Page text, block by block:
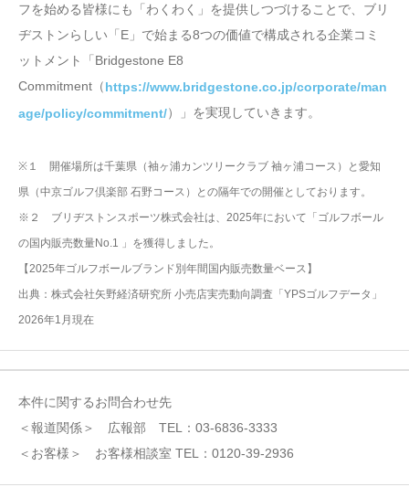
フを始める皆様にも「わくわく」を提供しつづけることで、ブリ
ヂストンらしい「E」で始まる8つの価値で構成される企業コミ
ットメント「Bridgestone E8
Commitment（https://www.bridgestone.co.jp/corporate/man
age/policy/commitment/）」を実現していきます。
※１ 開催場所は千葉県（袖ヶ浦カンツリークラブ 袖ヶ浦コース）と愛知
県（中京ゴルフ倶楽部 石野コース）との隔年での開催としております。
※２ ブリヂストンスポーツ株式会社は、2025年において「ゴルフボール
の国内販売数量No.1 」を獲得しました。
【2025年ゴルフボールブランド別年間国内販売数量ベース】
出典：株式会社矢野経済研究所 小売店実売動向調査「YPSゴルフデータ」
2026年1月現在
本件に関するお問合わせ先
＜報道関係＞ 広報部 TEL：03-6836-3333
＜お客様＞ お客様相談室 TEL：0120-39-2936